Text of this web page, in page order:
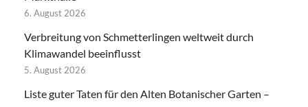
6. August 2026
Verbreitung von Schmetterlingen weltweit durch
Klimawandel beeinflusst
5. August 2026
Liste guter Taten für den Alten Botanischer Garten –